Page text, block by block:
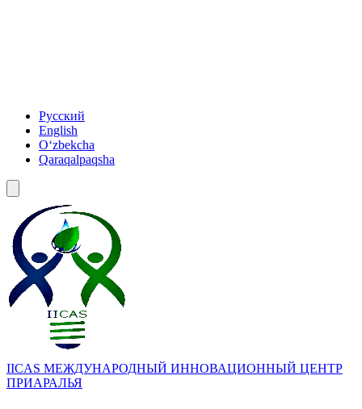
Русский
English
Oʻzbekcha
Qaraqalpaqsha
IICAS МЕЖДУНАРОДНЫЙ ИННОВАЦИОННЫЙ ЦЕНТР
ПРИАРАЛЬЯ